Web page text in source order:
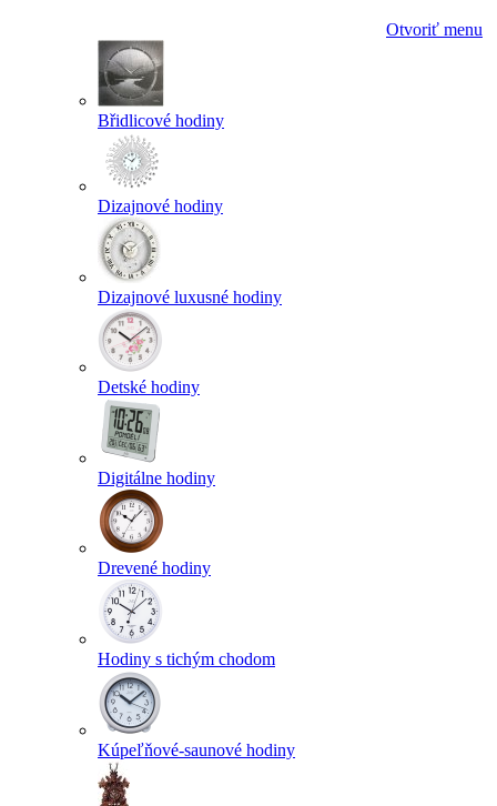
Otvoriť menu
Břidlicové hodiny
Dizajnové hodiny
Dizajnové luxusné hodiny
Detské hodiny
Digitálne hodiny
Drevené hodiny
Hodiny s tichým chodom
Kúpeľňové-saunové hodiny